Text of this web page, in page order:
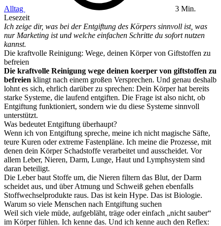
Alltag
3 Min.
Lesezeit
Ich zeige dir, was bei der Entgiftung des Körpers sinnvoll ist, was
nur Marketing ist und welche einfachen Schritte du sofort nutzen
kannst.
Die kraftvolle Reinigung: Wege, deinen Körper von Giftstoffen zu
befreien
Die kraftvolle Reinigung wege deinen koerper von giftstoffen zu
befreien klingt nach einem großen Versprechen. Und genau deshalb
lohnt es sich, ehrlich darüber zu sprechen: Dein Körper hat bereits
starke Systeme, die laufend entgiften. Die Frage ist also nicht, ob
Entgiftung funktioniert, sondern wie du diese Systeme sinnvoll
unterstützt.
Was bedeutet Entgiftung überhaupt?
Wenn ich von Entgiftung spreche, meine ich nicht magische Säfte,
teure Kuren oder extreme Fastenpläne. Ich meine die Prozesse, mit
denen dein Körper Schadstoffe verarbeitet und ausscheidet. Vor
allem Leber, Nieren, Darm, Lunge, Haut und Lymphsystem sind
daran beteiligt.
Die Leber baut Stoffe um, die Nieren filtern das Blut, der Darm
scheidet aus, und über Atmung und Schweiß gehen ebenfalls
Stoffwechselprodukte raus. Das ist kein Hype. Das ist Biologie.
Warum so viele Menschen nach Entgiftung suchen
Weil sich viele müde, aufgebläht, träge oder einfach „nicht sauber“
im Körper fühlen. Ich kenne das. Und ich kenne auch den Reflex: